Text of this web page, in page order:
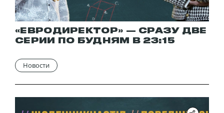
«ЕВРОДИРЕКТОР» — СРАЗУ ДВЕ
СЕРИИ ПО БУДНЯМ В 23:15
Новости